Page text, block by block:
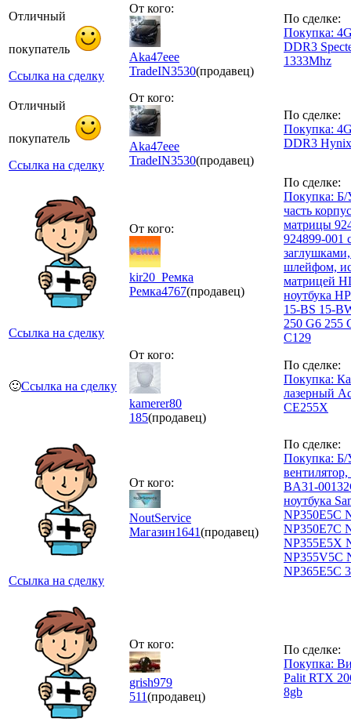
Отличный
покупатель
Ссылка на сделку
От кого:
Aka47eee
TradeIN3530(продавец)
По сделке:
Покупка:
DDR3
1333Mhz
Отличный
покупатель
Ссылка на сделку
От кого:
Aka47eee
TradeIN3530(продавец)
По сделке:
Покупка:
DDR3
Ссылка на сделку
От кого:
kir20_Ремка
Ремка4767(продавец)
По сделке:
Покупка: Б/
часть
матрицы
924899-001
шлейфом,
матрицей
ноутбука
15-BS 15-
250 G6 255
C129
🙂Ссылка на сделку
От кого:
kamerer80
185(продавец)
По сделке:
Покупка:
лазерный
CE255X
Ссылка на сделку
От кого:
NoutService
Магазин1641(продавец)
По сделке:
Покупка: Б/
вентилятор,
BA31-
ноутбука
NP350E5C
NP350E7C
NP355E5X
NP355V5C
NP365E5C
От кого:
grish979
511(продавец)
По сделке:
Покупка:
Palit RTX
8gb